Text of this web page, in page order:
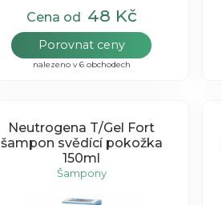
Cena od 48 Kč
Porovnat ceny
nalezeno v 6 obchodech
Neutrogena T/Gel Fort
šampon svědící pokožka
150ml
Šampony